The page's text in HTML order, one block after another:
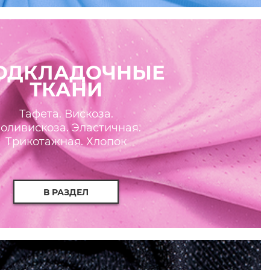
ТКАНИ
Тафета. Вискоза.
Эластичная.
Трикотажная. Хлопок
В РАЗДЕЛ